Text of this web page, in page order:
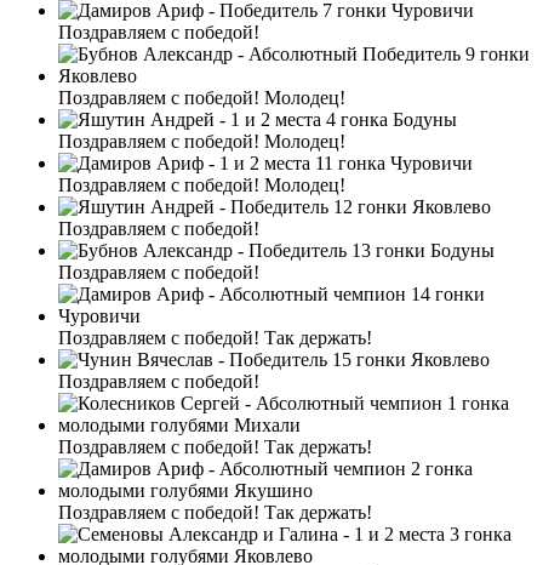
Поздравляем с победой!
Поздравляем с победой! Молодец!
Поздравляем с победой! Молодец!
Поздравляем с победой! Молодец!
Поздравляем с победой!
Поздравляем с победой!
Поздравляем с победой! Так держать!
Поздравляем с победой!
Поздравляем с победой! Так держать!
Поздравляем с победой! Так держать!